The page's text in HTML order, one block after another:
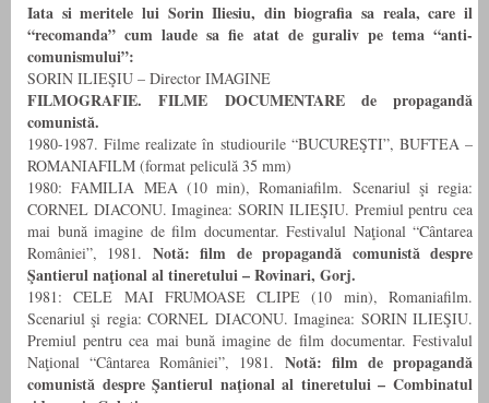
Iata si meritele lui Sorin Iliesiu, din biografia sa reala, care il
“recomanda” cum laude sa fie atat de guraliv pe tema “anti-
comunismului”:
SORIN ILIEŞIU – Director IMAGINE
FILMOGRAFIE. FILME DOCUMENTARE de propagandă
comunistă.
1980-1987. Filme realizate în studiourile “BUCUREŞTI”, BUFTEA –
ROMANIAFILM (format peliculă 35 mm)
1980: FAMILIA MEA (10 min), Romaniafilm. Scenariul şi regia:
CORNEL DIACONU. Imaginea: SORIN ILIEŞIU. Premiul pentru cea
mai bună imagine de film documentar. Festivalul Naţional “Cântarea
României”, 1981. Notă: film de propagandă comunistă despre
Şantierul naţional al tineretului – Rovinari, Gorj.
1981: CELE MAI FRUMOASE CLIPE (10 min), Romaniafilm.
Scenariul şi regia: CORNEL DIACONU. Imaginea: SORIN ILIEŞIU.
Premiul pentru cea mai bună imagine de film documentar. Festivalul
Naţional “Cântarea României”, 1981. Notă: film de propagandă
comunistă despre Şantierul naţional al tineretului – Combinatul